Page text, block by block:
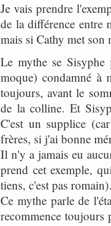
Je vais prendre
de la différence entre
mais si Cathy met
Le mythe se
moque) condamné à
toujours, avant le
de la colline. Et
C'est un supplice
frères, si j'ai bonne
Il n'y a jamais eu
prend cet exemple,
tiens, c'est pas
Ce mythe parle de
recommence toujours